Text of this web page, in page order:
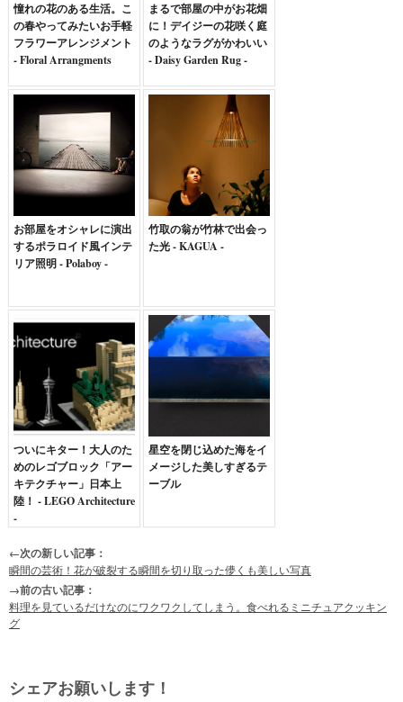
憧れの花のある生活。こ
の春やってみたいお手軽
フラワーアレンジメント
- Floral Arrangments
まるで部屋の中がお花畑
に！デイジーの花咲く庭
のようなラグがかわいい
- Daisy Garden Rug -
お部屋をオシャレに演出
するポラロイド風インテ
リア照明 - Polaboy -
竹取の翁が竹林で出会っ
た光 - KAGUA -
ついにキター！大人のた
めのレゴブロック「アー
キテクチャー」日本上
陸！ - LEGO Architecture
-
星空を閉じ込めた海をイ
メージした美しすぎるテ
ーブル
←次の新しい記事：
瞬間の芸術！花が破裂する瞬間を切り取った儚くも美しい写真
→前の古い記事：
料理を見ているだけなのにワクワクしてしまう。食べれるミニチュアクッキン
グ
シェアお願いします！